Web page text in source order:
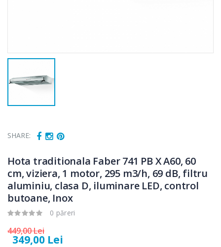
SHARE:
Hota traditionala Faber 741 PB X A60, 60
cm, viziera, 1 motor, 295 m3/h, 69 dB, filtru
aluminiu, clasa D, iluminare LED, control
butoane, Inox
0 păreri
449,00 Lei
349,00 Lei
Fierbator
electric cu filtru
...
89,00 Lei
Masina de tocat
carne Bosch ...
Mixer vertical
Heinner HHB-
DC1000SSBK ...